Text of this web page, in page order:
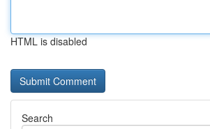
HTML is disabled
Search